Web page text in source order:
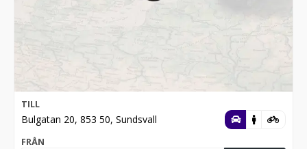
TILL
Bulgatan 20, 853 50, Sundsvall
FRÅN